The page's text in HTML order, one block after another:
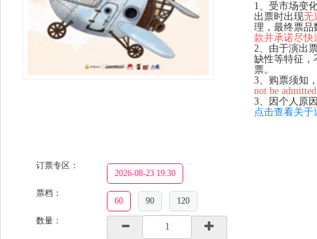
1、受市场变
出票时出现无
理，最终票品
款并承诺尽快
2、由于演出
缺性等特征，
票。
3、购票须知
not be
3、因个人原
点击查看关于
订票专区：
2026-08-23 19:30
票档：
60 90
120
数量：